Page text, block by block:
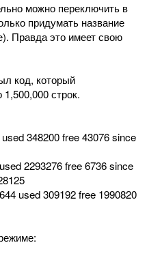
можно переключить в
придумать название
Правда это имеет свою
код, который
строк.
348200 free 43076 since
2293276 free 6736 since
used 309192 free 1990820